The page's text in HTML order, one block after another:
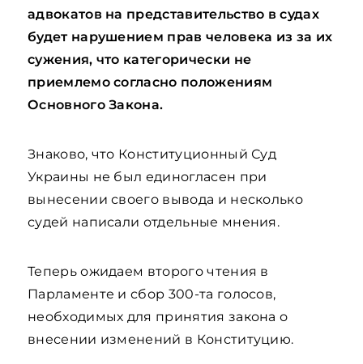
адвокатов на представительство в судах
будет нарушением прав человека из за их
сужения, что категорически не
приемлемо согласно положениям
Основного Закона.
Знаково, что Конституционный Суд
Украины не был единогласен при
вынесении своего вывода и несколько
судей написали отдельные мнения.
Теперь ожидаем второго чтения в
Парламенте и сбор 300-та голосов,
необходимых для принятия закона о
внесении изменений в Конституцию.